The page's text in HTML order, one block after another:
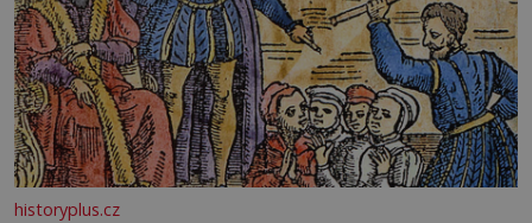
historyplus.cz